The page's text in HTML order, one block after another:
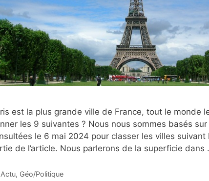
est la plus grande ville de France, tout le monde
les 9 suivantes ? Nous nous sommes basés sur
le 6 mai 2024 pour classer les villes
de l’article. Nous parlerons de la superficie dans
Catégories
Actu, Géo/Politique